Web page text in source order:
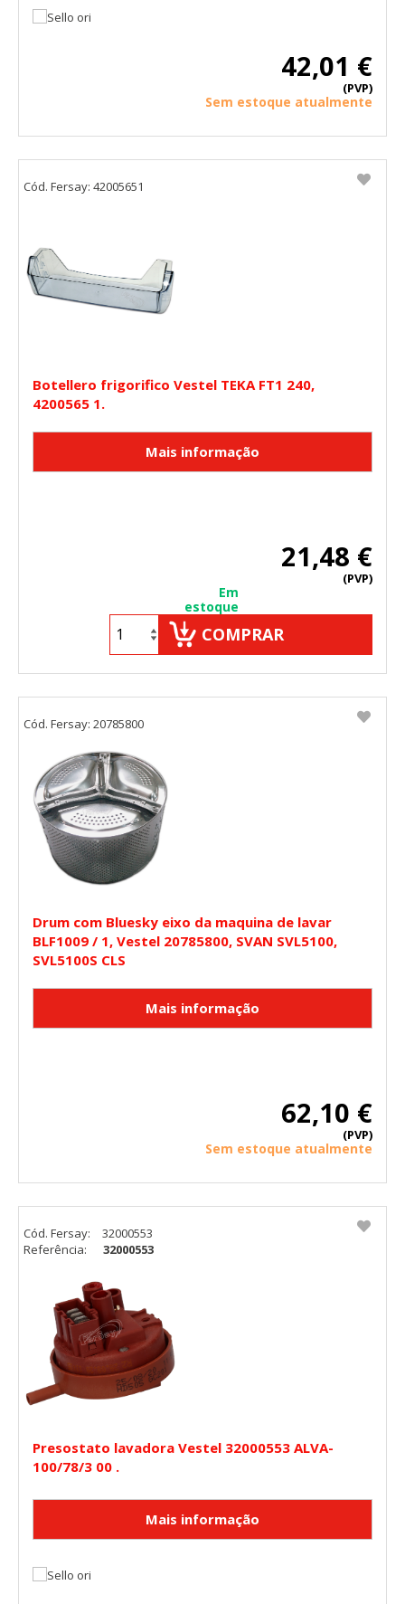
42,01 €
(PVP)
Sem estoque atualmente
Botellero frigorifico Vestel TEKA FT1 240,
4200565 1.
21,48 €
(PVP)
Em
estoque
COMPRAR
Cód. Fersay: 42005651
Drum com Bluesky eixo da maquina de lavar
BLF1009 / 1, Vestel 20785800, SVAN SVL5100,
SVL5100S CLS
62,10 €
(PVP)
Sem estoque atualmente
Cód. Fersay: 20785800
Presostato lavadora Vestel 32000553 ALVA-
100/78/3 00 .
Cód. Fersay:
32000553
Referência:
32000553